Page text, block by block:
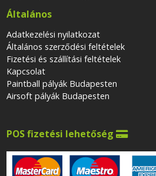
Általános
Adatkezelési nyilatkozat
Általános szerződési feltételek
Fizetési és szállítási feltételek
Kapcsolat
Paintball pályák Budapesten
Airsoft pályák Budapesten
POS fizetési lehetőség 